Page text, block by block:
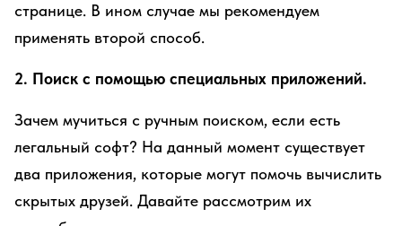
странице. В ином случае мы рекомендуем
применять второй способ.
2. Поиск с помощью специальных приложений.
Зачем мучиться с ручным поиском, если есть
легальный софт? На данный момент существует
два приложения, которые могут помочь вычислить
скрытых друзей. Давайте рассмотрим их